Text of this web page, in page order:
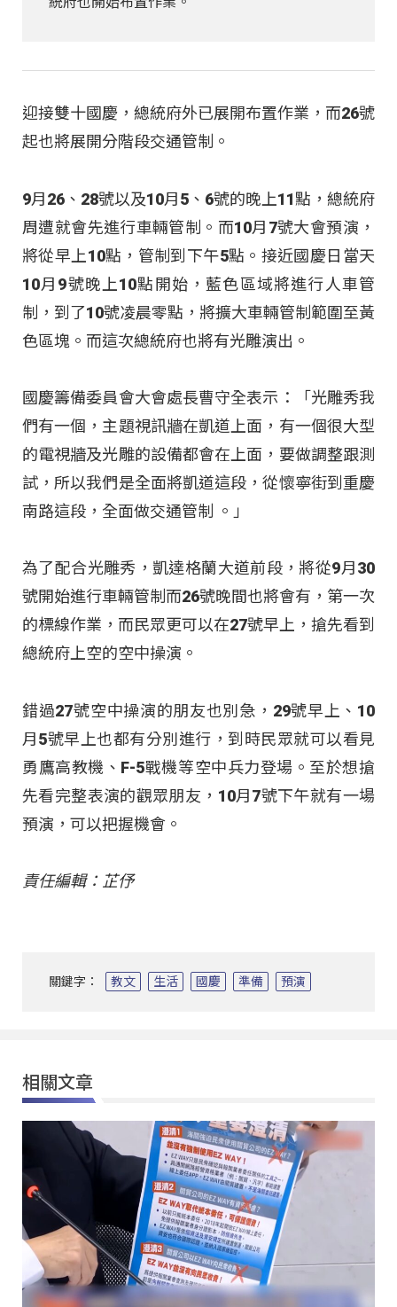
迎接雙十國慶，總統府外已展開布置作業，而26號
起也將展開分階段交通管制。
9月26、28號以及10月5、6號的晚上11點，總統府
周遭就會先進行車輛管制。而10月7號大會預演，
將從早上10點，管制到下午5點。接近國慶日當天
10月9號晚上10點開始，藍色區域將進行人車管
制，到了10號凌晨零點，將擴大車輛管制範圍至黃
色區塊。而這次總統府也將有光雕演出。
國慶籌備委員會大會處長曹守全表示：「光雕秀我
們有一個，主題視訊牆在凱道上面，有一個很大型
的電視牆及光雕的設備都會在上面，要做調整跟測
試，所以我們是全面將凱道這段，從懷寧街到重慶
南路這段，全面做交通管制 。」
為了配合光雕秀，凱達格蘭大道前段，將從9月30
號開始進行車輛管制而26號晚間也將會有，第一次
的標線作業，而民眾更可以在27號早上，搶先看到
總統府上空的空中操演。
錯過27號空中操演的朋友也別急，29號早上、10
月5號早上也都有分別進行，到時民眾就可以看見
勇鷹高教機、F-5戰機等空中兵力登場。至於想搶
先看完整表演的觀眾朋友，10月7號下午就有一場
預演，可以把握機會。
責任編輯：芷伃
關鍵字： 教文 生活 國慶 準備 預演
相關文章